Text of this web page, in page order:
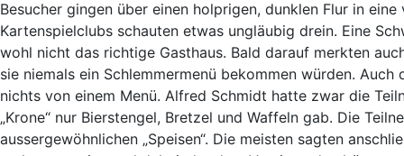
Besucher gingen über einen holprigen, dunklen Flur in
Kartenspielclubs schauten etwas ungläubig drein. Eine
wohl nicht das richtige Gasthaus. Bald darauf merkten
sie niemals ein Schlemmermenü bekommen würden.
nichts von einem Menü. Alfred Schmidt hatte zwar die
„Krone“ nur Bierstengel, Bretzel und Waffeln gab. Die
aussergewöhnlichen „Speisen“. Die meisten sagten